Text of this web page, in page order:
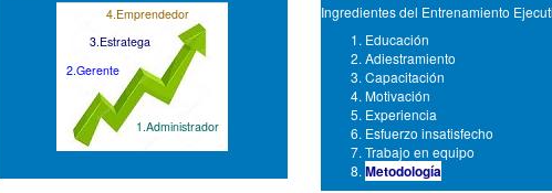
4.Emprendedor
3.Estratega
2.Gerente
1.Administrador
Ingredientes del Entrenamiento
Educación
Adiestramiento
Capacitación
Motivación
Experiencia
Esfuerzo insatisfecho
Trabajo en equipo
Metodología